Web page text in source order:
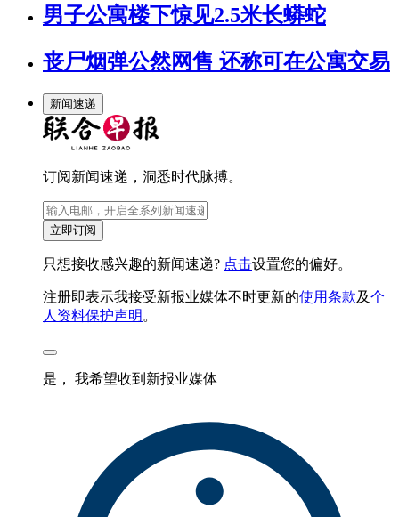
男子公寓楼下惊见2.5米长蟒蛇
丧尸烟弹公然网售 还称可在公寓交易
新闻速递
订阅新闻速递，洞悉时代脉搏。
立即订阅
只想接收感兴趣的新闻速递? 点击设置您的偏好。
注册即表示我接受新报业媒体不时更新的使用条款及个
人资料保护声明 。
是， 我希望收到新报业媒体